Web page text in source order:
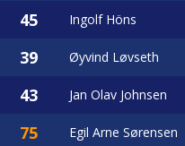
Ingolf Höns
Øyvind Løvseth
Jan Olav Johnsen
Egil Arne Sørensen